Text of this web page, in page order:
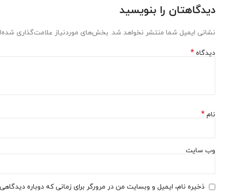
دیدگاهتان را بنویسید
نشانی ایمیل شما منتشر نخواهد شد. بخش‌های موردنیاز علامت‌گذاری
دیدگاه *
نام *
وب‌ سایت
ذخیره نام، ایمیل و وبسایت من در مرورگر برای زمانی که دوباره